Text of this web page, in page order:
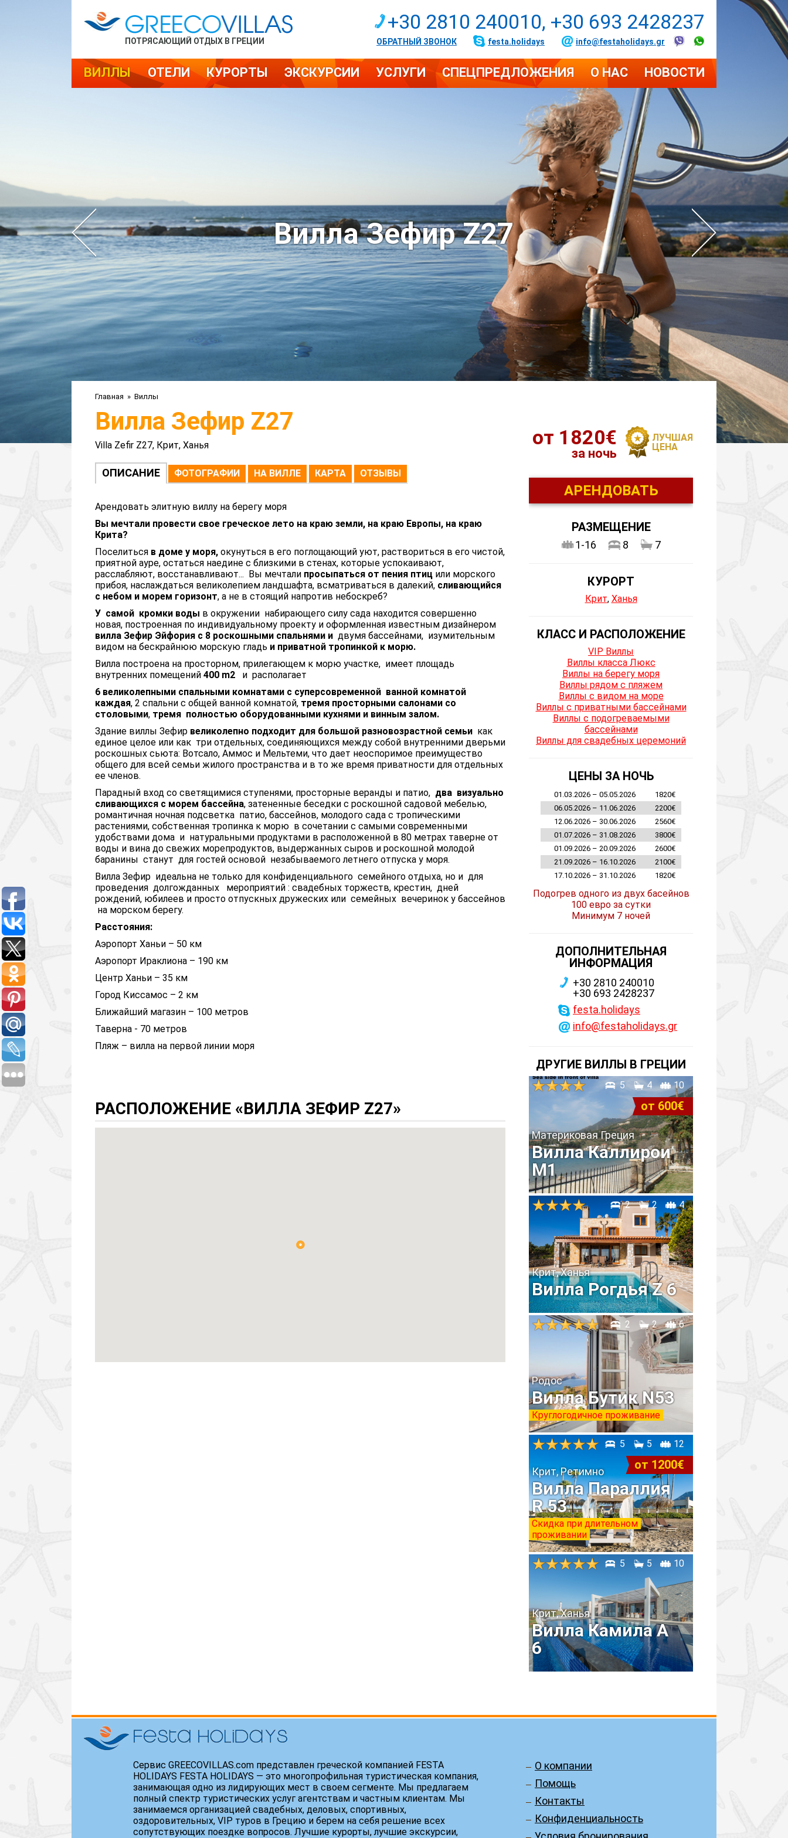
ПОТРЯСАЮЩИЙ ОТДЫХ В ГРЕЦИИ
+30 2810 240010, +30 693 2428237
ОБРАТНЫЙ ЗВОНОК festa.holidays info@festaholidays.gr
ВИЛЛЫ ОТЕЛИ КУРОРТЫ ЭКСКУРСИИ УСЛУГИ СПЕЦПРЕДЛОЖЕНИЯ О НАС НОВОСТИ
Вилла Зефир Z27
Главная » Виллы
Вилла Зефир Z27
Villa Zefir Z27, Крит, Ханья
ОПИСАНИЕ ФОТОГРАФИИ НА ВИЛЛЕ КАРТА ОТЗЫВЫ
Арендовать элитную виллу на берегу моря
Вы мечтали провести свое греческое лето на краю земли, на краю Европы, на краю
Крита?
Поселиться в доме у моря, окунуться в его поглощающий уют, раствориться в его чистой,
приятной ауре, остаться наедине с близкими в стенах, которые успокаивают,
расслабляют, восстанавливают... Вы мечтали просыпаться от пения птиц или морского
прибоя, наслаждаться великолепием ландшафта, всматриваться в далекий, сливающийся
с небом и морем горизонт, а не в стоящий напротив небоскреб?
У самой кромки воды в окружении набирающего силу сада находится совершенно
новая, построенная по индивидуальному проекту и оформленная известным дизайнером
вилла Зефир Эйфория с 8 роскошными спальнями и двумя бассейнами, изумительным
видом на бескрайнюю морскую гладь и приватной тропинкой к морю.
Вилла построена на просторном, прилегающем к морю участке, имеет площадь
внутренних помещений 400 m2 и располагает
6 великолепными спальными комнатами с cуперсовременной ванной комнатой
каждая, 2 спальни с общей ванной комнатой, тремя просторными салонами со
столовыми, тремя полностью оборудованными кухнями и винным залом.
Здание виллы Зефир великолепно подходит для большой разновозрастной семьи как
единое целое или как три отдельных, соединяющихся между собой внутренними дверьми
роскошных сьюта: Вотсало, Аммос и Мельтеми, что дает неоспоримое преимущество
общего для всей семьи жилого пространства и в то же время приватности для отдельных
ее членов.
Парадный вход со светящимися ступенями, просторные веранды и патио, два визуально
сливающихся с морем бассейна, затененные беседки с роскошной садовой мебелью,
романтичная ночная подсветка патио, бассейнов, молодого сада с тропическими
растениями, собственная тропинка к морю в сочетании с самыми современными
удобствами дома и натуральными продуктами в расположенной в 80 метрах таверне от
воды и вина до свежих морепродуктов, выдержанных сыров и роскошной молодой
баранины станут для гостей основой незабываемого летнего отпуска у моря.
Вилла Зефир идеальна не только для конфиденциального семейного отдыха, но и для
проведения долгожданных мероприятий : свадебных торжеств, крестин, дней
рождений, юбилеев и просто отпускных дружеских или семейных вечеринок у бассейнов
на морском берегу.
Расстояния:
Аэропорт Ханьи – 50 км
Аэропорт Ираклиона – 190 км
Центр Ханьи – 35 км
Город Киссамос – 2 км
Ближайший магазин – 100 метров
Таверна - 70 метров
Пляж – вилла на первой линии моря
РАСПОЛОЖЕНИЕ «ВИЛЛА ЗЕФИР Z27»
от 1820€
за ночь
ЛУЧШАЯ
ЦЕНА
АРЕНДОВАТЬ
РАЗМЕЩЕНИЕ
1-16 8 7
КУРОРТ
Крит, Ханья
КЛАСС И РАСПОЛОЖЕНИЕ
VIP Виллы
Виллы класса Люкс
Виллы на берегу моря
Виллы рядом с пляжем
Виллы с видом на море
Виллы с приватными бассейнами
Виллы с подогреваемыми
бассейнами
Виллы для свадебных церемоний
ЦЕНЫ ЗА НОЧЬ
01.03.2026 – 05.05.2026
1820€
06.05.2026 – 11.06.2026
2200€
12.06.2026 – 30.06.2026
2560€
01.07.2026 – 31.08.2026
3800€
01.09.2026 – 20.09.2026
2600€
21.09.2026 – 16.10.2026
2100€
17.10.2026 – 31.10.2026
1820€
Подогрев одного из двух басейнов
100 евро за сутки
Минимум 7 ночей
ДОПОЛНИТЕЛЬНАЯ
ИНФОРМАЦИЯ
+30 2810 240010
+30 693 2428237
festa.holidays
info@festaholidays.gr
ДРУГИЕ ВИЛЛЫ В ГРЕЦИИ
5 4 10
от 600€
Материковая Греция
Вилла Каллирои
M1
2 2 4
Крит, Ханья
Вилла Рогдья Z 6
2 2 6
Родос
Вилла Бутик N53
Круглогодичное проживание
5 5 12
от 1200€
Крит, Ретимно
Вилла Параллия
R 53
Скидка при длительном
проживании
5 5 10
Крит, Ханья
Вилла Камила А
6
Сервис GREECOVILLAS.com представлен греческой компанией FESTA
HOLIDAYS FESTA HOLIDAYS — это многопрофильная туристическая компания,
занимающая одно из лидирующих мест в своем сегменте. Мы предлагаем
полный спектр туристических услуг агентствам и частным клиентам. Мы
занимаемся организацией свадебных, деловых, спортивных,
оздоровительных, VIP туров в Грецию и берем на себя решение всех
сопутствующих поездке вопросов. Лучшие курорты, лучшие экскурсии,
О компании
Помощь
Контакты
Конфиденциальность